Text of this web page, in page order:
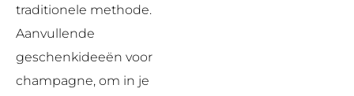
traditionele methode.
Aanvullende
geschenkideeën voor
champagne, om in je